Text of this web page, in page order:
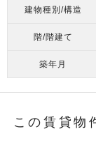
建物種別/構造
階/階建て
築年月
この賃貸物